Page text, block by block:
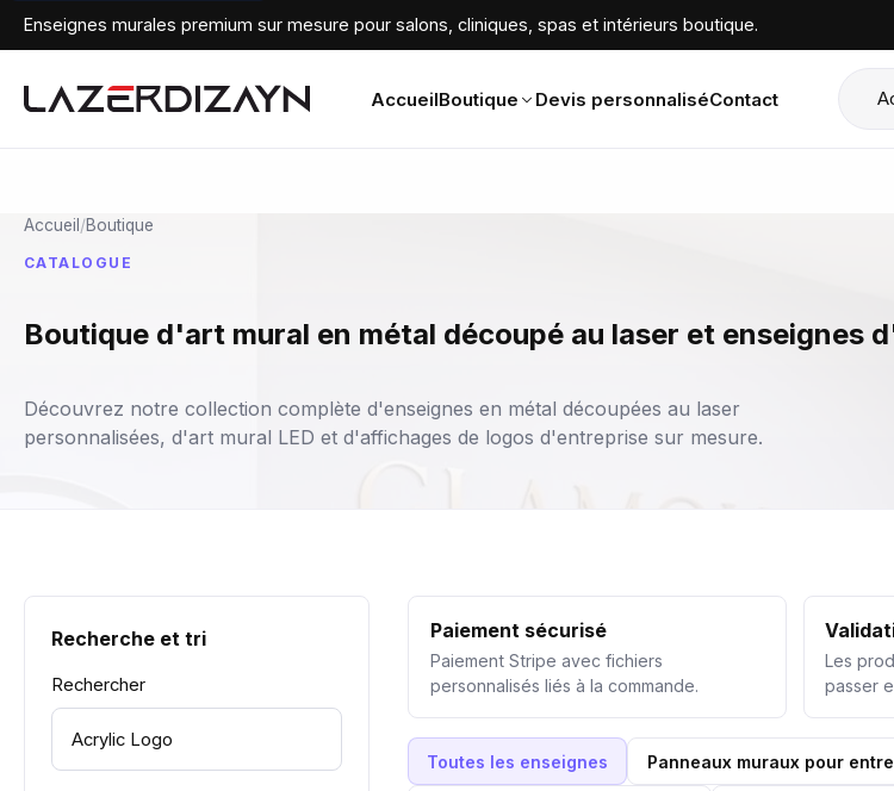
Enseignes murales premium sur mesure pour salons, cliniques, spas et intérieurs boutique.
AccueilBoutique Devis personnaliséContact
Accueil /Boutique
CATALOGUE
Boutique d'art mural en métal découpé au laser et enseignes
Découvrez notre collection complète d'enseignes en métal découpées au laser
personnalisées, d'art mural LED et d'affichages de logos d'entreprise sur mesure.
Recherche et tri
Rechercher
Paiement sécurisé
Paiement Stripe avec fichiers
personnalisés liés à la commande.
Les
passer
Toutes les enseignes Panneaux muraux pour